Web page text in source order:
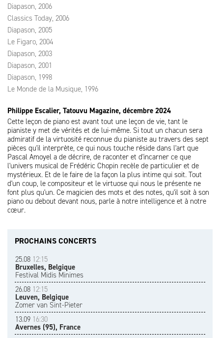
Diapason, 2006
Classics Today, 2006
Diapason, 2005
Le Figaro, 2004
Diapason, 2003
Diapason, 2001
Diapason, 1998
Le Monde de la Musique, 1996
Philippe Escalier, Tatouvu Magazine, décembre 2024
Cette leçon de piano est avant tout une leçon de vie, tant le
pianiste y met de vérités et de lui-même. Si tout un chacun sera
admiratif de la virtuosité reconnue du pianiste au travers des sept
pièces qu'il interprète, ce qui nous touche réside dans l'art que
Pascal Amoyel a de décrire, de raconter et d'incarner ce que
l'univers musical de Frédéric Chopin recèle de particulier et de
mystérieux. Et de le faire de la façon la plus intime qui soit. Tout
d'un coup, le compositeur et le virtuose qui nous le présente ne
font plus qu'un. Ce magicien des mots et des notes, qu'il soit à son
piano ou debout devant nous, parle à notre intelligence et à notre
cœur.
PROCHAINS CONCERTS
25.08 12:15
Bruxelles, Belgique
Festival Midis Minimes
26.08 12:15
Leuven, Belgique
Zomer van Sint-Pieter
13.09 16:30
Avernes (95), France